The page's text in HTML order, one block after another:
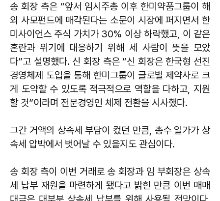
송 회장 측은 “앞서 임시주총 이후 한미약품그룹이 해
외 사모펀드에 매각된다는 소문이 시장에 퍼지면서 한
미사이언스 주식 가치가 30% 이상 하락했고, 이 같은
혼란과 위기에 대응하기 위해 세 사람이 뜻을 모았
다”고 설명했다. 신 회장 측은 “신 회장은 한국형 선진
경영체제 도입을 통해 한미그룹이 글로벌 제약사로 크
게 도약할 수 있도록 적극적으로 역할을 다하고, 지원
할 것”이라며 전문경영인 체제 전환을 시사했다.
그간 거액의 상속세 부담이 컸던 만큼, 총수 일가가 상
속세 압박에서 벗어날 수 있을지도 관심이다.
송 회장 측이 이번 거래로 송 회장과 임 부회장은 상속
세 납부 재원을 마련하게 됐다고 밝힌 만큼 이번 매매